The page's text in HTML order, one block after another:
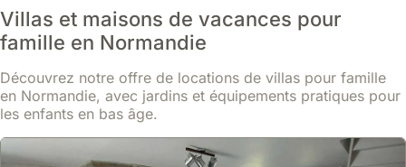
Villas et maisons de vacances pour
famille en Normandie
Découvrez notre offre de locations de villas pour famille
en Normandie, avec jardins et équipements pratiques pour
les enfants en bas âge.